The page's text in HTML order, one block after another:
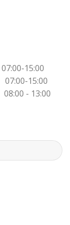
15:00
15:00
- 13:00